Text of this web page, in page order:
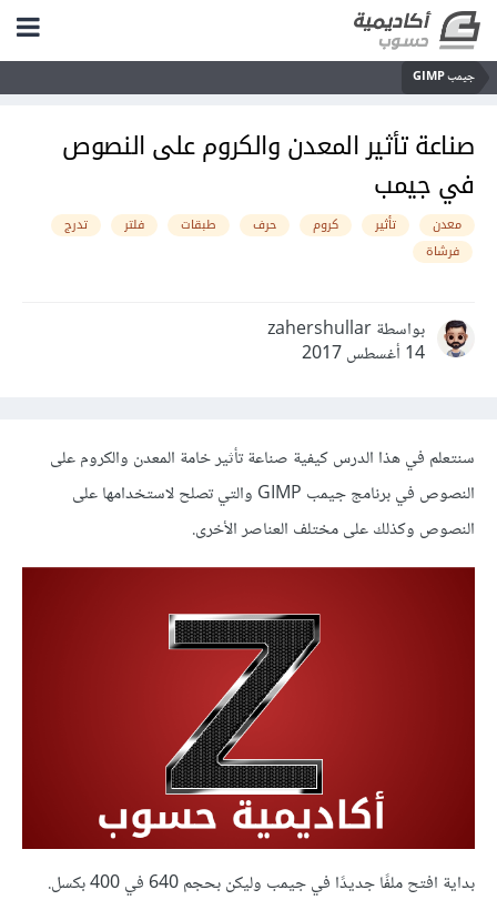
جيمب GIMP
صناعة تأثير المعدن والكروم على النصوص
في جيمب
معدن تأثير كروم حرف طبقات فلتر
تدرج
فرشاة
بواسطة zahershullar
14 أغسطس 2017
سنتعلم في هذا الدرس كيفية صناعة تأثير خامة المعدن والكروم على
النصوص في برنامج جيمب GIMP والتي تصلح لاستخدامها على
النصوص وكذلك على مختلف العناصر الأخرى.
بداية افتح ملفًا جديدًا في جيمب وليكن بحجم 640 في 400 بكسل.